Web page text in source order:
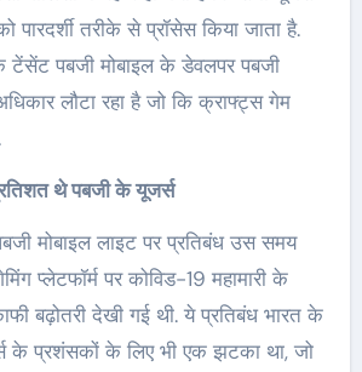
पारदर्शी तरीके से प्रॉसेस किया जाता है.
टेंसेंट पबजी मोबाइल के डेवलपर पबजी
लौटा रहा है जो कि क्राफ्ट्स गेम
थे पबजी के यूजर्स
मोबाइल लाइट पर प्रतिबंध उस समय
प्लेटफॉर्म पर कोविड-19 महामारी के
बढ़ोतरी देखी गई थी. ये प्रतिबंध भारत के
के प्रशंसकों के लिए भी एक झटका था, जो